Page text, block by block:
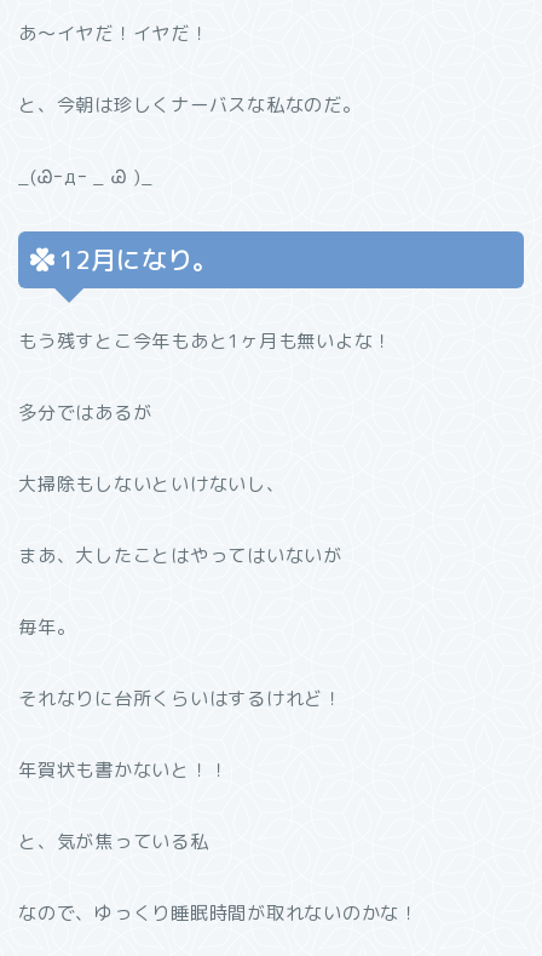
あ〜イヤだ！イヤだ！
と、今朝は珍しくナーバスな私なのだ。
_(Ꮚｰдｰ _ Ꮚ )_
12月になり。
もう残すとこ今年もあと1ヶ月も無いよな！
多分ではあるが
大掃除もしないといけないし、
まあ、大したことはやってはいないが
毎年。
それなりに台所くらいはするけれど！
年賀状も書かないと！！
と、気が焦っている私
なので、ゆっくり睡眠時間が取れないのかな！